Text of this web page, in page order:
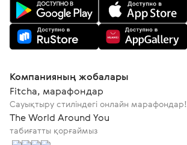
Компанияның жобалары
Fitcha, марафондар
Сауықтыру стиліндегі онлайн марафондар!
The World Around You
табиғатты қорғаймыз